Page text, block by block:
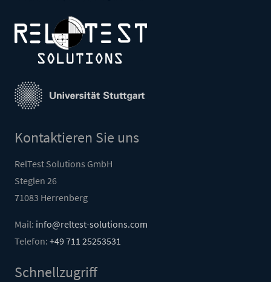
Kontaktieren Sie uns
RelTest Solutions GmbH
Steglen 26
71083 Herrenberg
Mail: info@reltest-solutions.com
Telefon: +49 711 25253531
Schnellzugriff